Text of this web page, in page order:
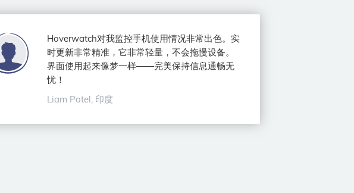
Hoverwatch对我监控手机使用情况非常出色。实
时更新非常精准，它非常轻量，不会拖慢设备。
界面使用起来像梦一样——完美保持信息通畅无
忧！
Liam Patel, 印度